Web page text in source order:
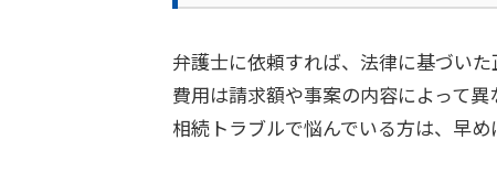
弁護士に依頼すれば、法律に基づい
費用は請求額や事案の内容によって
相続トラブルで悩んでいる方は、早